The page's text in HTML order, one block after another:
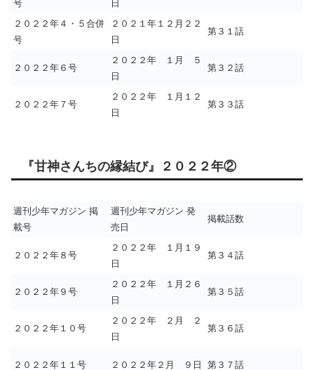
号
日
２０２２年４・５合併
号
２０２１年１２月２２
日
第３１話
２０２２年６号
２０２２年 １月 ５
日
第３２話
２０２２年７号
２０２２年 １月１２
日
第３３話
『甘神さんちの縁結び』２０２２年②
週刊少年マガジン 掲
載号
週刊少年マガジン 発
売日
掲載話数
２０２２年８号
２０２２年 １月１９
日
第３４話
２０２２年９号
２０２２年 １月２６
日
第３５話
２０２２年１０号
２０２２年 ２月 ２
日
第３６話
２０２２年１１号 ２０２２年２月 ９日 第３７話